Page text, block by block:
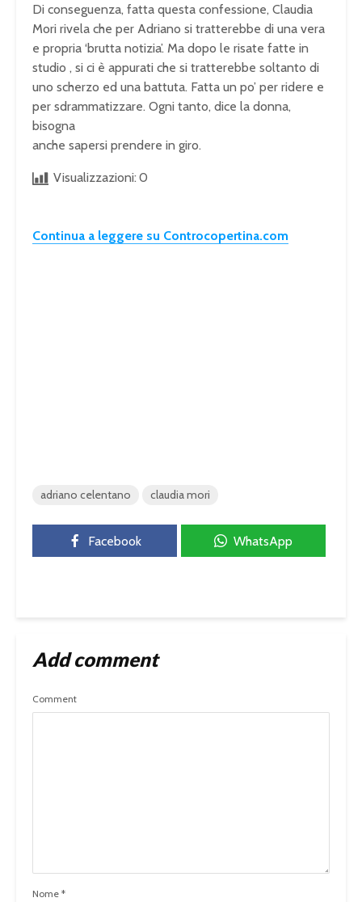
Di conseguenza, fatta questa confessione, Claudia
Mori rivela che per Adriano si tratterebbe di una vera
e propria ‘brutta notizia’. Ma dopo le risate fatte in
studio , si ci è appurati che si tratterebbe soltanto di
uno scherzo ed una battuta. Fatta un po’ per ridere e
per sdrammatizzare. Ogni tanto, dice la donna,
bisogna
anche sapersi prendere in giro.
Visualizzazioni: 0
Continua a leggere su Controcopertina.com
adriano celentano claudia mori
Facebook WhatsApp
Add comment
Comment
Nome *